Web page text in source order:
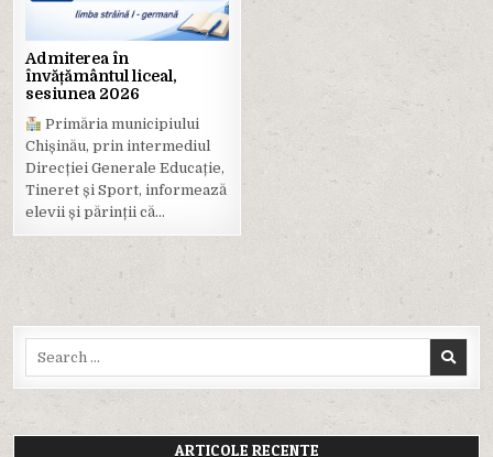
Admiterea în
învățământul liceal,
sesiunea 2026
Primăria municipiului
Chișinău, prin intermediul
Direcției Generale Educație,
Tineret și Sport, informează
elevii și părinții că…
ARTICOLE RECENTE